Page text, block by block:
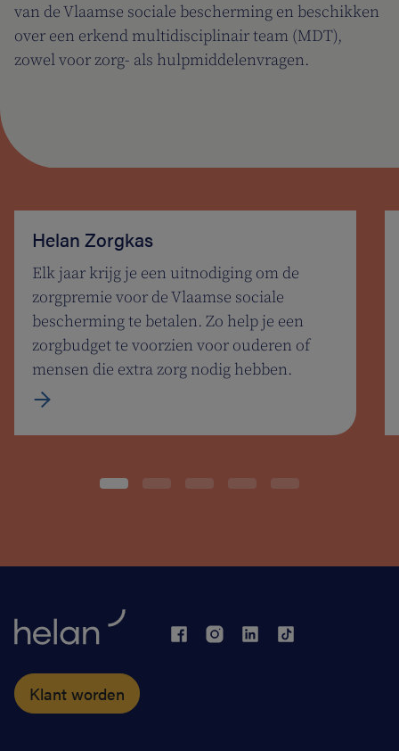
van de Vlaamse sociale bescherming en beschikken
over een erkend multidisciplinair team (MDT),
zowel voor zorg- als hulpmiddelenvragen.
Helan Zorgkas
Elk jaar krijg je een uitnodiging om de
zorgpremie voor de Vlaamse sociale
bescherming te betalen. Zo help je een
zorgbudget te voorzien voor ouderen of
mensen die extra zorg nodig hebben.
Klant worden